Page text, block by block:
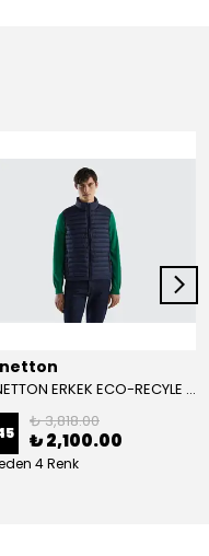
BENETTON ERKEK ECO-RECYLE DOLGULU PUFA YELEK
₺ 3,818.00
₺ 2,100.00
4 Renk